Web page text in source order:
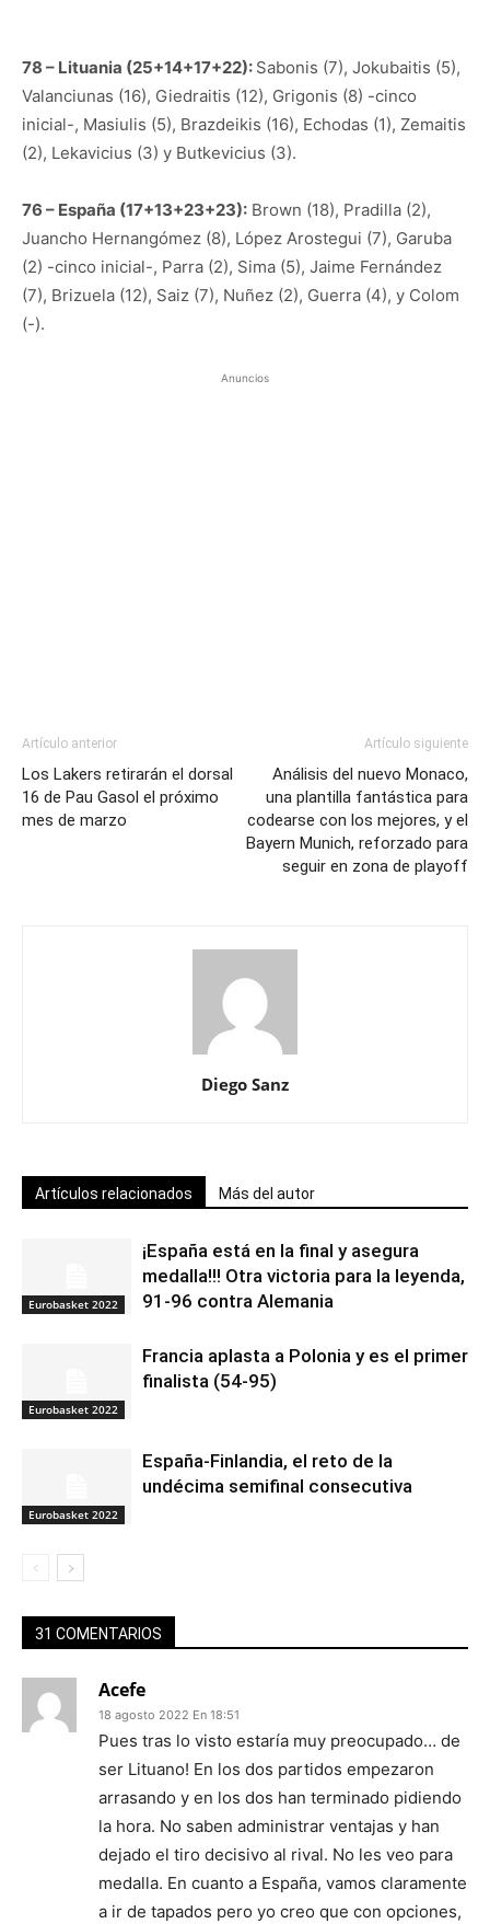
78 – Lituania (25+14+17+22): Sabonis (7), Jokubaitis (5),
Valanciunas (16), Giedraitis (12), Grigonis (8) -cinco
inicial-, Masiulis (5), Brazdeikis (16), Echodas (1), Zemaitis
(2), Lekavicius (3) y Butkevicius (3).
76 – España (17+13+23+23): Brown (18), Pradilla (2),
Juancho Hernangómez (8), López Arostegui (7), Garuba
(2) -cinco inicial-, Parra (2), Sima (5), Jaime Fernández
(7), Brizuela (12), Saiz (7), Nuñez (2), Guerra (4), y Colom
(-).
Anuncios
Artículo anterior
Los Lakers retirarán el dorsal
16 de Pau Gasol el próximo
mes de marzo
Artículo siguiente
Análisis del nuevo Monaco,
una plantilla fantástica para
codearse con los mejores, y el
Bayern Munich, reforzado para
seguir en zona de playoff
Diego Sanz
Artículos relacionados Más del autor
Eurobasket 2022
¡España está en la final y asegura
medalla!!! Otra victoria para la leyenda,
91-96 contra Alemania
Eurobasket 2022
Francia aplasta a Polonia y es el primer
finalista (54-95)
Eurobasket 2022
España-Finlandia, el reto de la
undécima semifinal consecutiva
31 COMENTARIOS
Acefe
18 agosto 2022 En 18:51
Pues tras lo visto estaría muy preocupado… de
ser Lituano! En los dos partidos empezaron
arrasando y en los dos han terminado pidiendo
la hora. No saben administrar ventajas y han
dejado el tiro decisivo al rival. No les veo para
medalla. En cuanto a España, vamos claramente
a ir de tapados pero yo creo que con opciones,